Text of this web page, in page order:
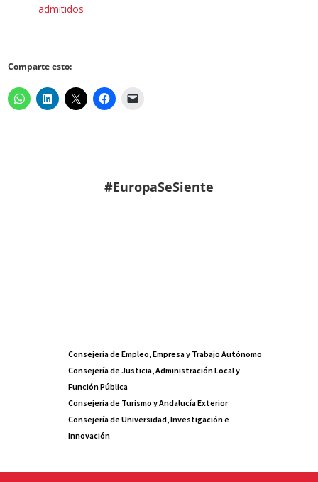
admitidos
Comparte esto:
#EuropaSeSiente
Consejería de Empleo, Empresa y Trabajo Autónomo
Consejería de Justicia, Administración Local y
Función Pública
Consejería de Turismo y Andalucía Exterior
Consejería de Universidad, Investigación e
Innovación